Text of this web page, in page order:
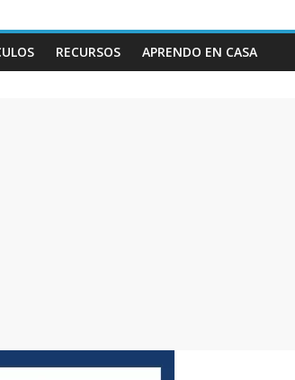
RECURSOS APRENDO EN CASA